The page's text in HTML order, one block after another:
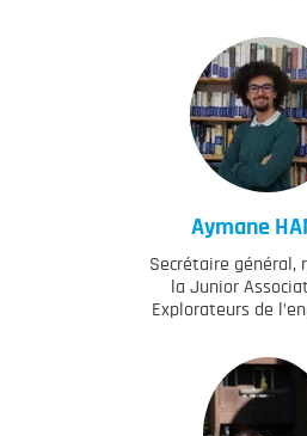
Aymane
Secrétaire général,
la Junior
Explorateurs de